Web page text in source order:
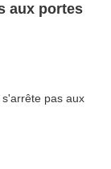
aux portes